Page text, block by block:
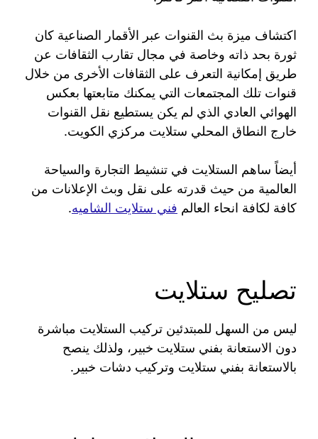
اكتشاف ميزة بث القنوات عبر الأقمار الصناعية كان
ثورة بحد ذاته وخاصة في مجال تقارب الثقافات عن
طريق إمكانية التعرف على الثقافات الأخرى من خلال
قنوات تلك المجتمعات التي يمكنك متابعتها بعكس
الهوائي العادي الذي لم يكن يستطيع نقل القنوات
خارج النطاق المحلي ستلايت مركزي الكويت.
أيضاً ساهم الستلايت في تنشيط التجارة والسياحة
العالمية من حيث قدرته على نقل وبث الإعلانات من
كافة لكافة انحاء العالم فني ستلايت الشاميه.
تصليح ستلايت
ليس من السهل للمبتدئين تركيب الستلايت مباشرة
دون الاستعانة بفني ستلايت خبير، ولذلك ينصح
بالاستعانة بفني ستلايت وتركيب دشات خبير.